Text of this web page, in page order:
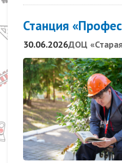
Станция
30.06.2026ДОЦ